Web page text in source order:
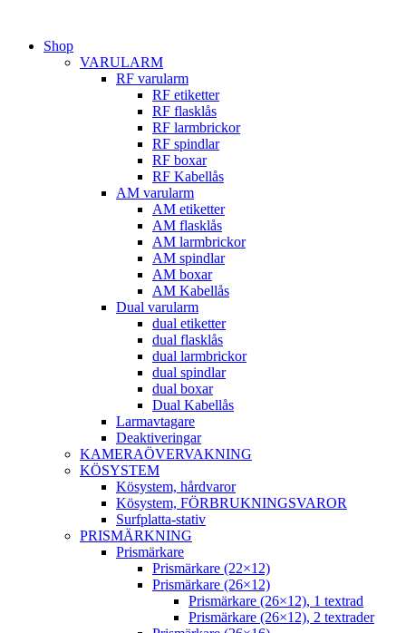
innehållShop
VARULARM
RF varularm
RF etiketter
RF flasklås
RF larmbrickor
RF spindlar
RF boxar
RF Kabellås
AM varularm
AM etiketter
AM flasklås
AM larmbrickor
AM spindlar
AM boxar
AM Kabellås
Dual varularm
dual etiketter
dual flasklås
dual larmbrickor
dual spindlar
dual boxar
Dual Kabellås
Larmavtagare
Deaktiveringar
KAMERAÖVERVAKNING
KÖSYSTEM
Kösystem, hårdvaror
Kösystem, FÖRBRUKNINGSVAROR
Surfplatta-stativ
PRISMÄRKNING
Prismärkare
Prismärkare (22×12)
Prismärkare (26×12)
Prismärkare (26×12), 1 textrad
Prismärkare (26×12), 2 textrader